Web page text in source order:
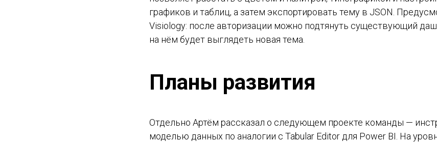
графиков и таблиц, а затем экспортировать тему в JSON.
Visiology: после авторизации можно подтянуть существующий
на нём будет выглядеть новая тема.
Планы развития
Отдельно Артём рассказал о следующем проекте команды —
моделью данных по аналогии с Tabular Editor для Power BI. На